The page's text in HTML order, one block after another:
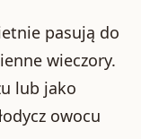
pasują do
wieczory.
lub jako
owocu